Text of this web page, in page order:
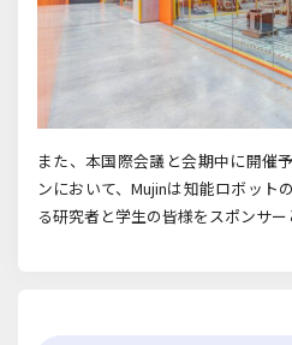
また、本国際会議と会期中に開催
ンにおいて、Mujinは知能ロボット
る研究者と学生の皆様をスポンサー